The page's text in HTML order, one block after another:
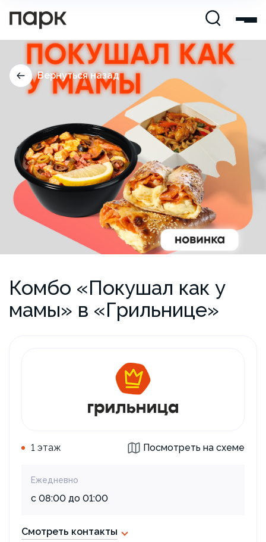
Вернуться назад
Комбо «Покушал как у
мамы» в «Грильнице»
1 этаж Посмотреть на схеме
Ежедневно
с 08:00 до 01:00
Смотреть контакты